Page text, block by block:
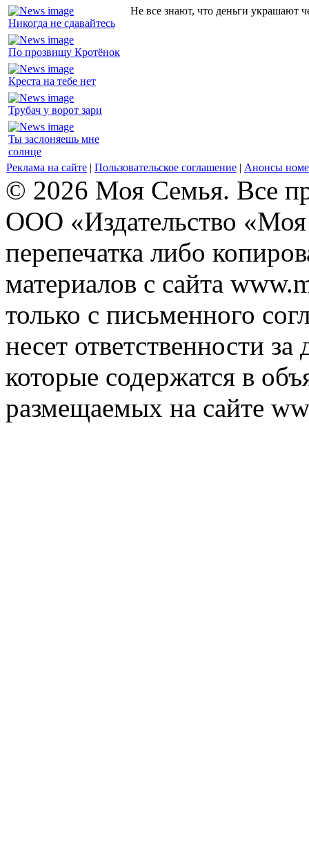
Никогда не сдавайтесь
По прозвищу Кротёнок
Креста на тебе нет
Трубач у ворот зари
Ты заслоняешь мне
солнце
Не все знают, что деньги украшают
Реклама на сайте | Пользовательское соглашение | Анонсы
© 2026 Моя Семья. Все
ООО «Издательство
перепечатка либо
материалов с сайта
только с письменного
несет ответственности
которые содержатся в
размещаемых на сайте